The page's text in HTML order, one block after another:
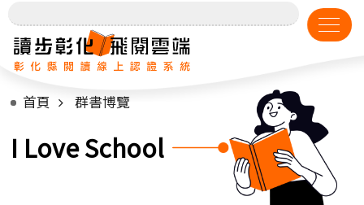
首頁 群書博覽
I Love School